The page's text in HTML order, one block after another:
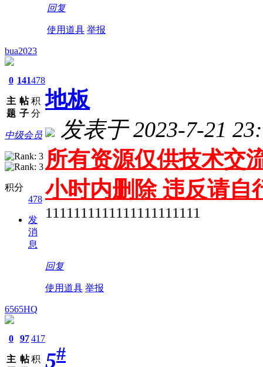
回复
使用道具 举报
bua2023
0
主
题
141
帖
子
478
积
分
中级会员
积分
478
发
消
息
地板
发表于 2023-7-21
所有资源仅供技术交
小时内删除 违反请自
1111111111111111111111
回复
使用道具 举报
6565HQ
0
主
97
帖
417
积 5#